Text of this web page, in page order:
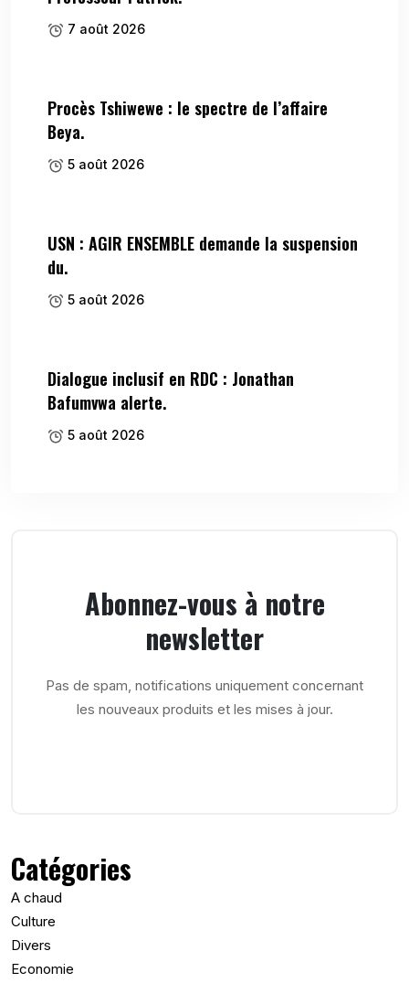
7 août 2026
Procès Tshiwewe : le spectre de l’affaire
Beya.
5 août 2026
USN : AGIR ENSEMBLE demande la suspension
du.
5 août 2026
Dialogue inclusif en RDC : Jonathan
Bafumvwa alerte.
5 août 2026
Abonnez-vous à notre
newsletter
Pas de spam, notifications uniquement concernant
les nouveaux produits et les mises à jour.
Catégories
A chaud
Culture
Divers
Economie